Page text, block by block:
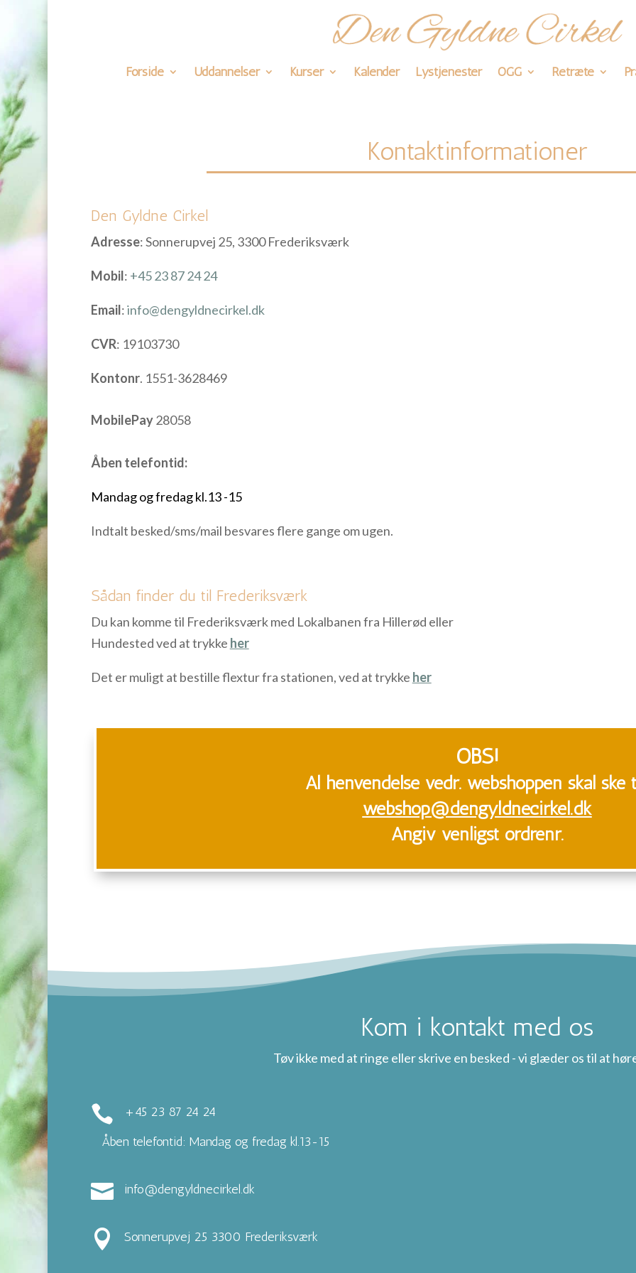
Forside Uddannelser Kurser Kalender Lystjenester OGG Retræte
Kontaktinformationer
Den Gyldne Cirkel
Adresse: Sonnerupvej 25, 3300 Frederiksværk
Mobil: +45 23 87 24 24
Email:info@dengyldnecirkel.dk
CVR: 19103730
Kontonr. 1551-3628469
MobilePay28058
Åben telefontid:
Mandag og fredag kl.13 -15
Indtalt besked/sms/mail besvares flere gange om ugen.
Sådan finder du til Frederiksværk
Du kan komme til Frederiksværk med Lokalbanen fra Hillerød eller
Hundested ved at trykke her
Det er muligt at bestille flextur fra stationen, ved at trykke her
OBS!
Al henvendelse vedr. webshoppen skal ske
webshop@dengyldnecirkel.dk
Angiv venligst ordrenr.
Kom i kontakt med os
Tøv ikke med at ringe eller skrive en besked - vi glæder os til at

+45 23 87 24 24
Åben telefontid: Mandag og fredag kl.13-15
 info@dengyldnecirkel.dk
 Sonnerupvej 25 3300 Frederiksværk